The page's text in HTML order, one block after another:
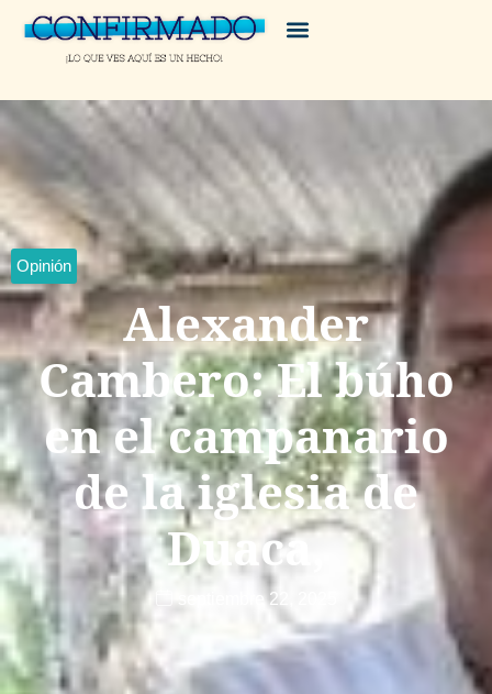
Opinión
Alexander
Cambero: El búho
en el campanario
de la iglesia de
Duaca,
septiembre 22, 2025